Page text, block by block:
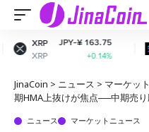
+0.14%
Solana
SOL
JPY-¥
JinaCoin > ニュース > マーケッ
期HMA上抜けが焦点──中期売
ニュース マーケットニュース